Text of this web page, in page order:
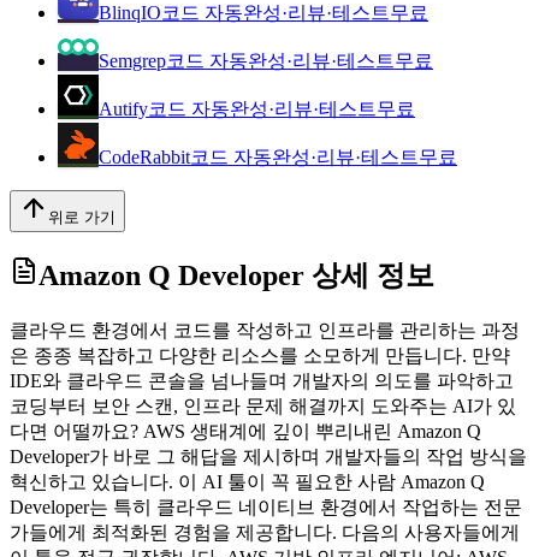
BlinqIO코드 자동완성·리뷰·테스트무료
Semgrep코드 자동완성·리뷰·테스트무료
Autify코드 자동완성·리뷰·테스트무료
CodeRabbit코드 자동완성·리뷰·테스트무료
위로 가기
Amazon Q Developer 상세 정보
클라우드 환경에서 코드를 작성하고 인프라를 관리하는 과정
은 종종 복잡하고 다양한 리소스를 소모하게 만듭니다. 만약
IDE와 클라우드 콘솔을 넘나들며 개발자의 의도를 파악하고
코딩부터 보안 스캔, 인프라 문제 해결까지 도와주는 AI가 있
다면 어떨까요? AWS 생태계에 깊이 뿌리내린 Amazon Q
Developer가 바로 그 해답을 제시하며 개발자들의 작업 방식을
혁신하고 있습니다. 이 AI 툴이 꼭 필요한 사람 Amazon Q
Developer는 특히 클라우드 네이티브 환경에서 작업하는 전문
가들에게 최적화된 경험을 제공합니다. 다음의 사용자들에게